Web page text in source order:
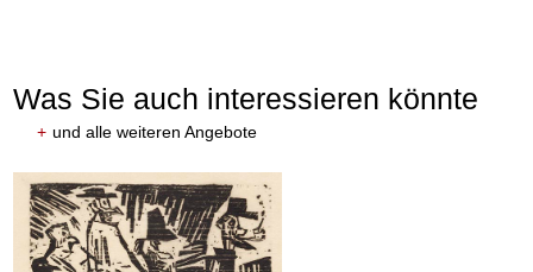
Was Sie auch interessieren könnte
+ und alle weiteren Angebote